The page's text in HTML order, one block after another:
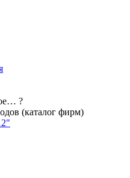
?
(каталог фирм)